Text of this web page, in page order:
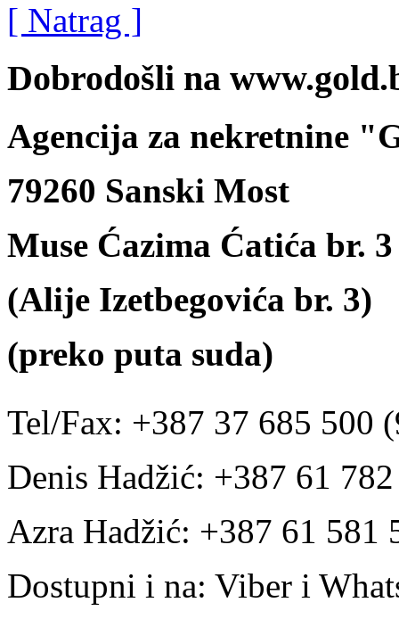
[ Natrag ]
Dobrodošli na
Agencija za nekretnine
79260 Sanski Most
Muse Ćazima Ćatića br. 3
(Alije Izetbegovića br. 3)
(preko puta suda)
Tel/Fax: +387 37 685 500
Denis Hadžić: +387 61
Azra Hadžić: +387 61 581
Dostupni i na: Viber i